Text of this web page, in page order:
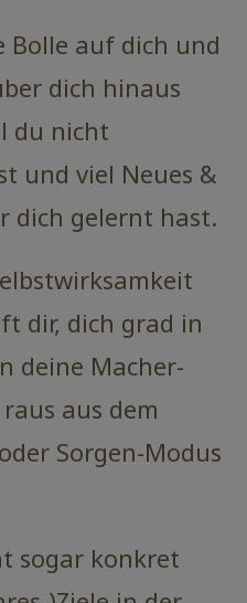
Bolle auf dich und
dich hinaus
du nicht
und viel Neues &
dich gelernt hast.
dir, dich grad in
deine Macher-
aus dem
Sorgen-Modus
sogar konkret